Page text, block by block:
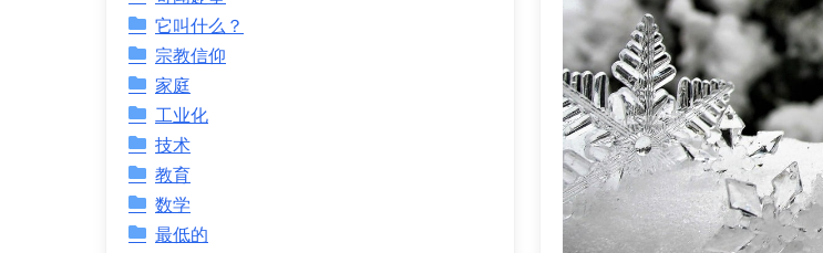
它叫什么？
宗教信仰
家庭
工业化
技术
教育
数学
最低的